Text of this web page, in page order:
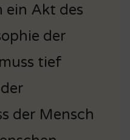
ein Akt des
der
tief
der Mensch